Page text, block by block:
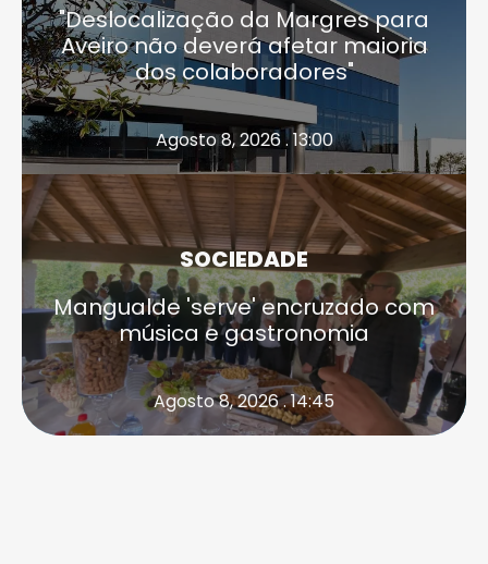
"Deslocalização da Margres para
Aveiro não deverá afetar maioria
dos colaboradores"
Agosto 8, 2026 . 13:00
SOCIEDADE
Mangualde 'serve' encruzado com
música e gastronomia
Agosto 8, 2026 . 14:45